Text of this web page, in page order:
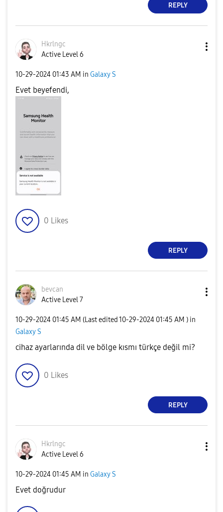
REPLY
Hkrlngc
Active Level 6
‎10-29-2024 01:43 AM in Galaxy S
Evet beyefendi,
0 Likes
REPLY
bevcan
Active Level 7
‎10-29-2024 01:45 AM (Last edited ‎10-29-2024 01:45 AM ) in
Galaxy S
cihaz ayarlarında dil ve bölge kısmı türkçe değil mi?
0 Likes
REPLY
Hkrlngc
Active Level 6
‎10-29-2024 01:45 AM in Galaxy S
Evet doğrudur